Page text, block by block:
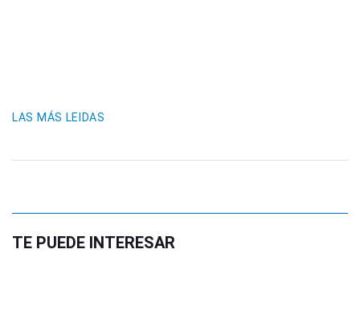
LAS MÁS LEIDAS
TE PUEDE INTERESAR